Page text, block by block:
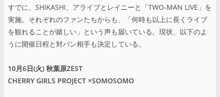
すでに、SHIKASHI、アライブとレイニーと「TWO-MAN LIVE」を
実施。それぞれのファンたちからも、「何時も以上に長くライブ
を観れることが嬉しい」という声も届いている。現状、以下のよ
うに開催日程と対バン相手も決定している。
10月6日(火) 秋葉原ZEST
CHERRY GIRLS PROJECT ×SOMOSOMO